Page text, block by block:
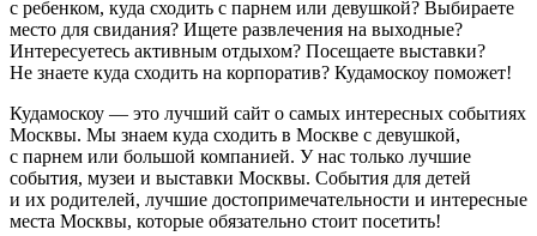
с ребенком, куда сходить с парнем или девушкой? Выбираете
место для свидания? Ищете развлечения на выходные?
Интересуетесь активным отдыхом? Посещаете выставки?
Не знаете куда сходить на корпоратив? Кудамоскоу поможет!
Кудамоскоу — это лучший сайт о самых интересных событиях
Москвы. Мы знаем куда сходить в Москве с девушкой,
с парнем или большой компанией. У нас только лучшие
события, музеи и выставки Москвы. События для детей
и их родителей, лучшие достопримечательности и интересные
места Москвы, которые обязательно стоит посетить!